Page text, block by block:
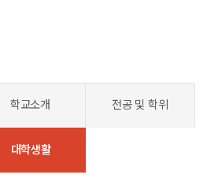
학교소개 전공 및 학위
대학생활